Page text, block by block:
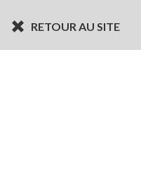
RETOUR AU SITE